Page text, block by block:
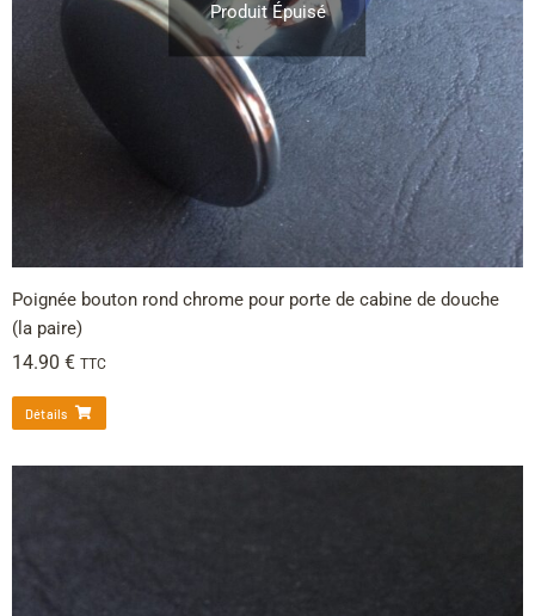
Produit Épuisé
Poignée bouton rond chrome pour porte de cabine de douche
(la paire)
14.90 € TTC
Détails